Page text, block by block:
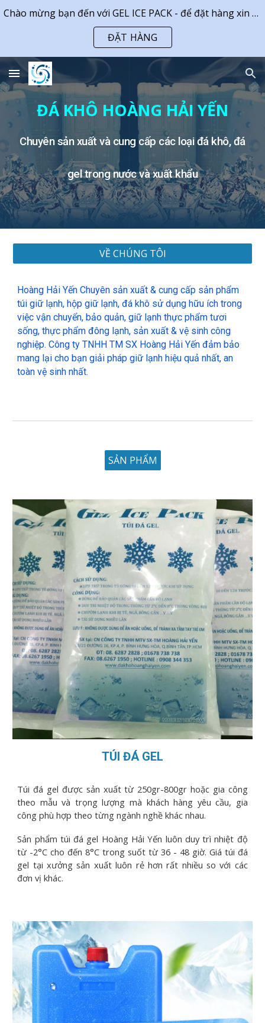
Skip to main content Skip to navigation
Chào mừng bạn đến với GEL ICE PACK - để đặt hàng xin vui lòng gọi số: 0378 738 738 (Zalo). Cảm ơn
ĐẶT HÀNG
ĐÁ KHÔ HOÀNG HẢI YẾN
Chuyên sản xuất và cung cấp các loại đá khô, đá
gel trong nước và xuất khẩu
VỀ CHÚNG TÔI
Hoàng Hải Yến Chuyên sản xuất & cung cấp sản phẩm
túi giữ lạnh, hộp giữ lạnh, đá khô sử dụng hữu ích trong
việc vận chuyển, bảo quản, giữ lạnh thực phẩm tươi
sống, thực phẩm đông lạnh, sản xuất & vệ sinh công
nghiệp. Công ty TNHH TM SX Hoàng Hải Yến đảm bảo
mang lại cho bạn giải pháp giữ lạnh hiệu quả nhất, an
toàn vệ sinh nhất.
SẢN PHẨM
TÚI ĐÁ GEL
Túi đá gel được sản xuất từ 250gr-800gr hoặc gia công
theo mẫu và trọng lượng mà khách hàng yêu cầu, gia
công phù hợp theo từng ngành nghề khác nhau.
Sản phẩm túi đá gel Hoàng Hải Yến luôn duy trì nhiệt độ
từ -2°C cho đến 8°C trong suốt từ 36 - 48 giờ. Giá túi đá
gel tại xưởng sản xuất luôn rẻ hơn rất nhiều so với các
đơn vị khác.